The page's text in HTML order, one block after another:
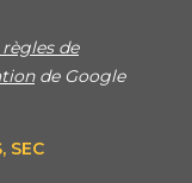
règles de
de Google
SEC